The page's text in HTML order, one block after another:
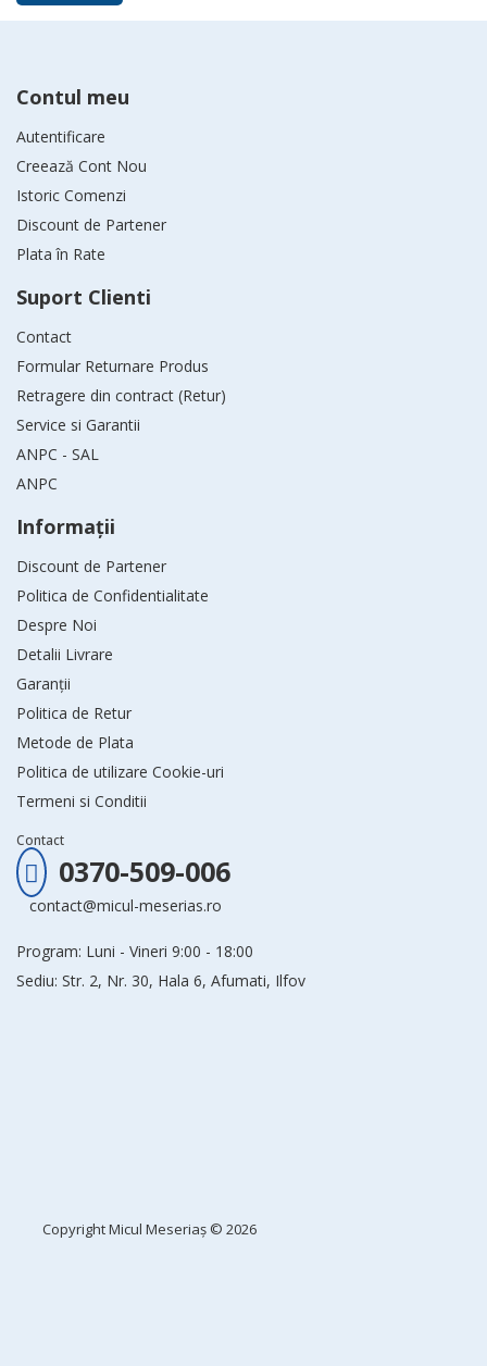
Contul meu
Autentificare
Creează Cont Nou
Istoric Comenzi
Discount de Partener
Plata în Rate
Suport Clienti
Contact
Formular Returnare Produs
Retragere din contract (Retur)
Service si Garantii
ANPC - SAL
ANPC
Informaţii
Discount de Partener
Politica de Confidentialitate
Despre Noi
Detalii Livrare
Garanții
Politica de Retur
Metode de Plata
Politica de utilizare Cookie-uri
Termeni si Conditii
Contact
0370-509-006
contact@micul-meserias.ro
Program: Luni - Vineri 9:00 - 18:00
Sediu: Str. 2, Nr. 30, Hala 6, Afumati, Ilfov
CopyrightMicul Meseriaș © 2026